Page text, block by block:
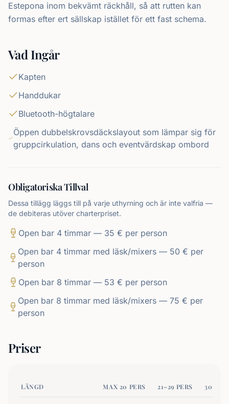
Estepona inom bekvämt räckhåll, så att rutten kan
formas efter ert sällskap istället för ett fast schema.
Vad Ingår
Kapten
Handdukar
Bluetooth-högtalare
Öppen dubbelskrovsdäckslayout som lämpar sig för
gruppcirkulation, dans och eventvärdskap ombord
Obligatoriska Tillval
Dessa tillägg läggs till på varje uthyrning och är inte valfria —
de debiteras utöver charterpriset.
Open bar 4 timmar — 35 € per person
Open bar 4 timmar med läsk/mixers — 50 € per
person
Open bar 8 timmar — 53 € per person
Open bar 8 timmar med läsk/mixers — 75 € per
person
Priser
LÄNGD MAX 20 PERS 21–29 PERS 30+